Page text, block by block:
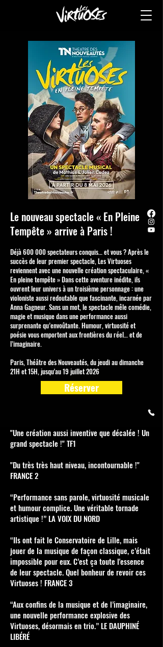
Le nouveau spectacle « En Pleine
Tempête » arrive à Paris !
Déjà 600 000 spectateurs conquis… et vous ? Après le
succès de leur premier spectacle, Les Virtuoses
reviennent avec une nouvelle création spectaculaire, «
En pleine tempête » Dans cette aventure inédite, ils
ouvrent leur univers à un troisième personnage : une
violoniste aussi redoutable que fascinante, incarnée par
Anna Gagneur. Sans un mot, le spectacle mêle comédie,
magie et musique dans une performance aussi
surprenante qu’envoûtante. Humour, virtuosité et
poésie vous emportent aux frontières du réel… et de
l’imaginaire.
Paris, Théâtre des Nouveautés, du jeudi au dimanche
21H et 15H, jusqu'au 19 juillet 2026
Réserver
"Une création aussi inventive que décalée ! Un
grand spectacle !" TF1
"Du très très haut niveau, incontournable !"
FRANCE 2
“Performance sans parole, virtuosité musicale
et humour complice. Une véritable tornade
artistique !” LA VOIX DU NORD
“Ils ont fait le Conservatoire de Lille, mais
jouer de la musique de façon classique, c’était
impossible pour eux. C’est ça toute l'essence
de leur spectacle. Quel bonheur de revoir ces
Virtuoses ! FRANCE 3
“Aux confins de la musique et de l’imaginaire,
une nouvelle performance explosive des
Virtuoses, désormais en trio.” LE DAUPHINÉ
LIBÉRÉ